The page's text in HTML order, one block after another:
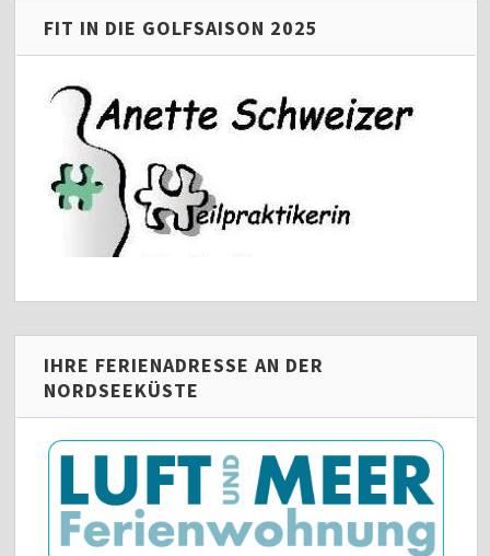
FIT IN DIE GOLFSAISON 2025
IHRE FERIENADRESSE AN DER
NORDSEEKÜSTE